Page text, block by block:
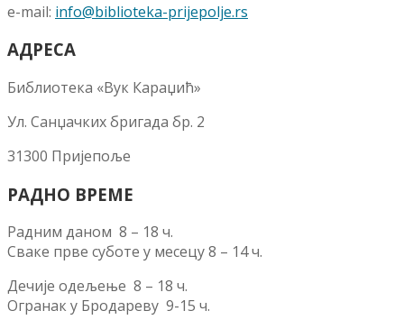
e-mail: info@biblioteka-prijepolje.rs
АДРЕСА
Библиотека «Вук Караџић»
Ул. Санџачких бригада бр. 2
31300 Пријепоље
РАДНО ВРЕМЕ
Радним даном 8 – 18 ч.
Сваке прве суботе у месецу 8 – 14 ч.
Дечије одељење 8 – 18 ч.
Огранак у Бродареву 9-15 ч.